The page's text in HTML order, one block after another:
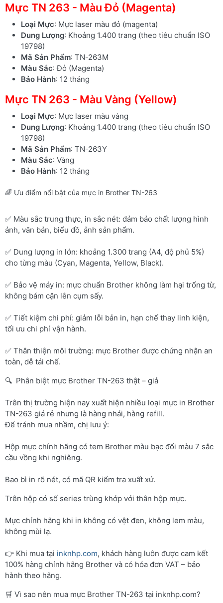
Mực TN 263 - Màu Đỏ (Magenta)
Loại Mực: Mực laser màu đỏ (magenta)
Dung Lượng: Khoảng 1.400 trang (theo tiêu chuẩn ISO
19798)
Mã Sản Phẩm: TN-263M
Màu Sắc: Đỏ (Magenta)
Bảo Hành: 12 tháng
Mực TN 263 - Màu Vàng (Yellow)
Loại Mực: Mực laser màu vàng
Dung Lượng: Khoảng 1.400 trang (theo tiêu chuẩn ISO
19798)
Mã Sản Phẩm: TN-263Y
Màu Sắc: Vàng
Bảo Hành: 12 tháng
🌈 Ưu điểm nổi bật của mực in Brother TN-263
✅ Màu sắc trung thực, in sắc nét: đảm bảo chất lượng hình
ảnh, văn bản, biểu đồ, ảnh sản phẩm.
✅ Dung lượng in lớn: khoảng 1.300 trang (A4, độ phủ 5%)
cho từng màu (Cyan, Magenta, Yellow, Black).
✅ Bảo vệ máy in: mực chuẩn Brother không làm hại trống từ,
không bám cặn lên cụm sấy.
✅ Tiết kiệm chi phí: giảm lỗi bản in, hạn chế thay linh kiện,
tối ưu chi phí vận hành.
✅ Thân thiện môi trường: mực Brother được chứng nhận an
toàn, dễ tái chế.
🔍 Phân biệt mực Brother TN-263 thật – giả
Trên thị trường hiện nay xuất hiện nhiều loại mực in Brother
TN-263 giá rẻ nhưng là hàng nhái, hàng refill.
Để tránh mua nhầm, chị lưu ý:
Hộp mực chính hãng có tem Brother màu bạc đổi màu 7 sắc
cầu vồng khi nghiêng.
Bao bì in rõ nét, có mã QR kiểm tra xuất xứ.
Trên hộp có số series trùng khớp với thân hộp mực.
Mực chính hãng khi in không có vệt đen, không lem màu,
không mùi lạ.
👉 Khi mua tại inknhp.com, khách hàng luôn được cam kết
100% hàng chính hãng Brother và có hóa đơn VAT – bảo
hành theo hãng.
🛒 Vì sao nên mua mực Brother TN-263 tại inknhp.com?